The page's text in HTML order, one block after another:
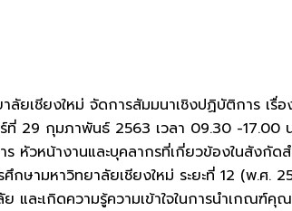
ยเชียงใหม่ จัดการสัมมนาเชิงปฏิบัติการ เ
ที่ 29 กุมภาพันธ์ 2563 เวลา 09.30 -
หัวหน้างานและบุคลากรที่เกี่ยวข้องในสังกั
ษามหาวิทยาลัยเชียงใหม่ ระยะที่ 12 (พ.ศ.
และเกิดความรู้ความเข้าใจในการนำเกณฑ์